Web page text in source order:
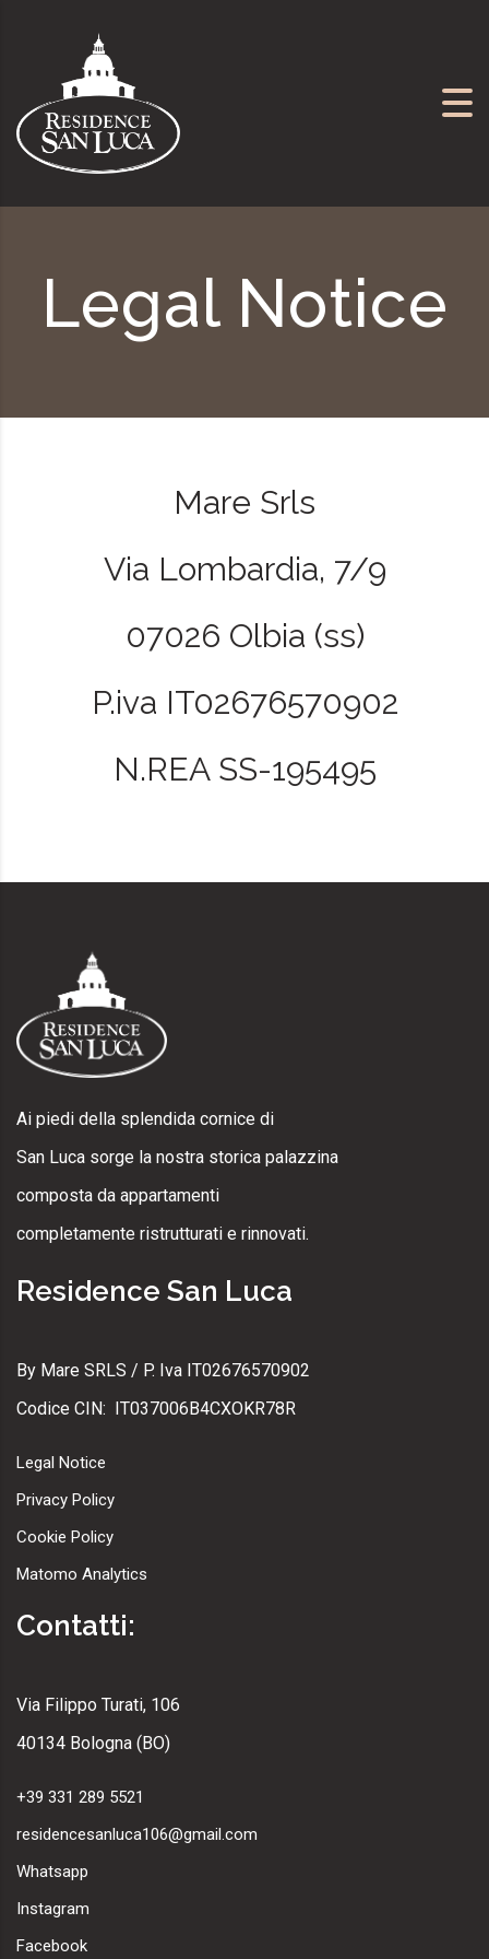
Legal Notice
Mare Srls
Via Lombardia, 7/9
07026 Olbia (ss)
P.iva IT02676570902
N.REA SS-195495
Ai piedi della splendida cornice di
San Luca sorge la nostra storica palazzina
composta da appartamenti
completamente ristrutturati e rinnovati.
Residence San Luca
By Mare SRLS / P. Iva IT02676570902
Codice CIN: IT037006B4CXOKR78R
Legal Notice
Privacy Policy
Cookie Policy
Matomo Analytics
Contatti:
Via Filippo Turati, 106
40134 Bologna (BO)
+39 331 289 5521
residencesanluca106@gmail.com
Whatsapp
Instagram
Facebook